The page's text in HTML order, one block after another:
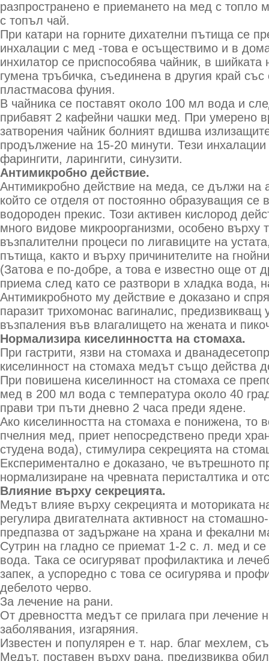
разпространено е приемането на мед с топло
с топъл чай.
При катари на горните дихателни пътища се
инхалации с мед -това е осъществимо и в
инхилатор се приспособява чайник, в шийката
гумена тръбичка, съединена в другия край
пластмасова фуния.
В чайника се поставят около 100 мл вода и
прибавят 2 кафейни чашки мед. При умерено
затворения чайник болният вдишва
продължение на 15-20 минути. Тези инхалации
фарингити, ларингити, синузити.
Антимикробно действие.
Антимикробно действие на меда, се дължи на
който се отделя от постоянно образуващия се
водороден прекис. Този активен кислород
много видове микроорганизми, особено върху
възпалителни процеси по лигавиците на
пътища, както и върху причинителите на
(Затова е по-добре, а това е известно още от
приема след като се разтвори в хладка вода,
Антимикробното му действие е доказано и
паразит трихомонас вагиналис, предизвикващ
възпаления във влагалището на жената и
Нормализира киселинността на стомаха.
При гастрити, язви на стомаха и
киселинност на стомаха медът също действа
При повишена киселинност на стомаха се
мед в 200 мл вода с температура около 40
прави три пъти дневно 2 часа преди ядене.
Ако киселинността на стомаха е понижена, то
пчелния мед, приет непосредствено преди
студена вода), стимулира секрецията на
Експериментално е доказано, че вътрешното
нормализиране на чревната перисталтика и
Влияние върху секрецията.
Медът влияе върху секрецията и моториката
регулира двигателната активност на
предпазва от задържане на храна и фекални
Сутрин на гладно се приемат 1-2 с. л. мед и
вода. Така се осигуряват профилактика и
запек, а успоредно с това се осигурява и
дебелото черво.
За лечение на рани.
От древността медът се прилага при лечение
заболявания, изгаряния.
Известен и популярен е т. нар. благ мехлем,
Медът, поставен върху рана, предизвиква